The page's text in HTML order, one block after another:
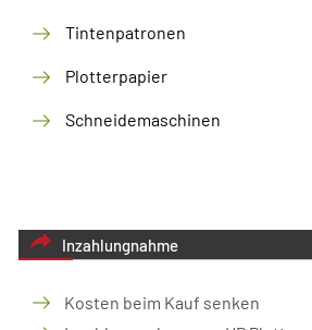
Tintenpatronen
Plotterpapier
Schneidemaschinen
Inzahlungnahme
Kosten beim Kauf senken